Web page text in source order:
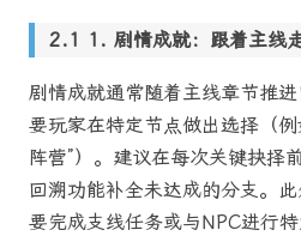
1. 剧情成就：跟着主线
剧情成就通常随着主线章节推
要玩家在特定节点做出选择（
阵营”）。建议在每次关键抉择
回溯功能补全未达成的分支。
要完成支线任务或与NPC进行